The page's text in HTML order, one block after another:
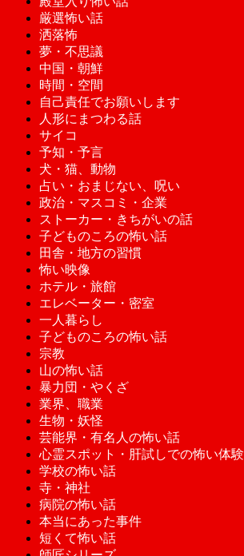
厳選怖い話
洒落怖
夢・不思議
中国・朝鮮
時間・空間
自己責任でお願いします
人形にまつわる話
サイコ
予知・予言
犬・猫、動物
占い・おまじない、呪い
政治・マスコミ・企業
ストーカー・きちがいの話
子どものころの怖い話
田舎・地方の習慣
怖い映像
ホテル・旅館
エレベーター・密室
一人暮らし
子どものころの怖い話
宗教
山の怖い話
暴力団・やくざ
業界、職業
生物・妖怪
芸能界・有名人の怖い話
心霊スポット・肝試しでの怖い体験
学校の怖い話
寺・神社
病院の怖い話
本当にあった事件
短くて怖い話